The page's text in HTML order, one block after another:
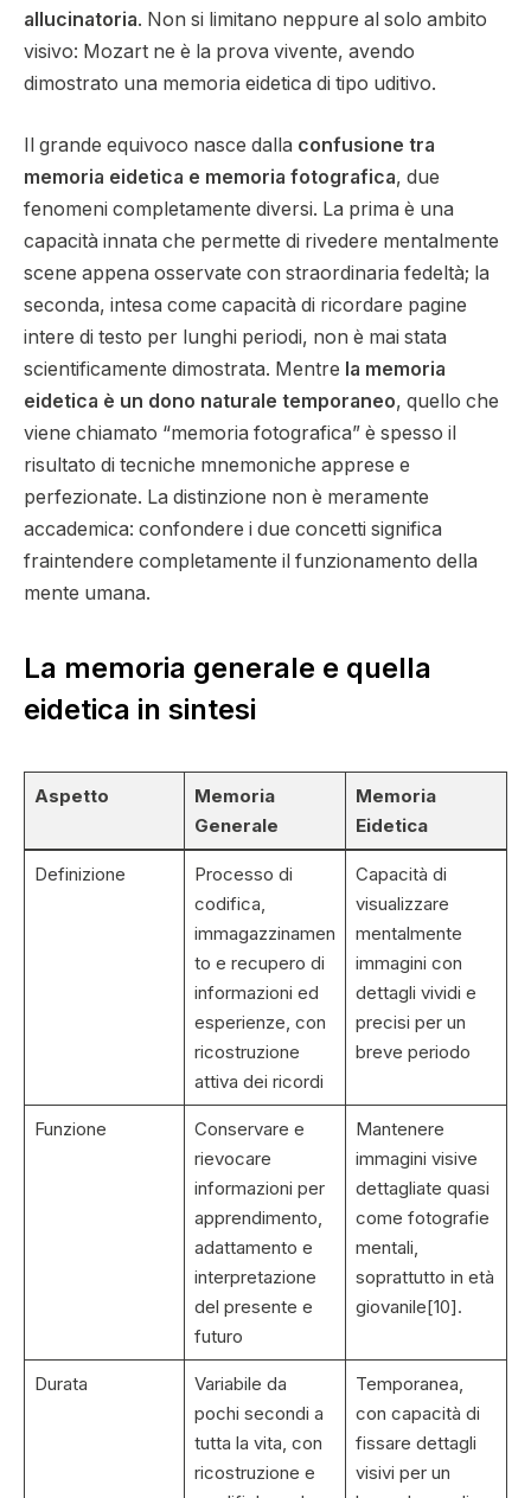
allucinatoria. Non si limitano neppure al solo ambito
visivo: Mozart ne è la prova vivente, avendo
dimostrato una memoria eidetica di tipo uditivo.
Il grande equivoco nasce dalla confusione tra
memoria eidetica e memoria fotografica, due
fenomeni completamente diversi. La prima è una
capacità innata che permette di rivedere mentalmente
scene appena osservate con straordinaria fedeltà; la
seconda, intesa come capacità di ricordare pagine
intere di testo per lunghi periodi, non è mai stata
scientificamente dimostrata. Mentre la memoria
eidetica è un dono naturale temporaneo, quello che
viene chiamato “memoria fotografica” è spesso il
risultato di tecniche mnemoniche apprese e
perfezionate. La distinzione non è meramente
accademica: confondere i due concetti significa
fraintendere completamente il funzionamento della
mente umana.
La memoria generale e quella
eidetica in sintesi
Aspetto
Memoria
Generale
Memoria
Eidetica
Definizione
Processo di
codifica,
immagazzinamen
to e recupero di
informazioni ed
esperienze, con
ricostruzione
attiva dei ricordi
Capacità di
visualizzare
mentalmente
immagini con
dettagli vividi e
precisi per un
breve periodo
Funzione
Conservare e
rievocare
informazioni per
apprendimento,
adattamento e
interpretazione
del presente e
futuro
Mantenere
immagini visive
dettagliate quasi
come fotografie
mentali,
soprattutto in età
giovanile[10].
Durata
Variabile da
pochi secondi a
tutta la vita, con
ricostruzione e
Temporanea,
con capacità di
fissare dettagli
visivi per un